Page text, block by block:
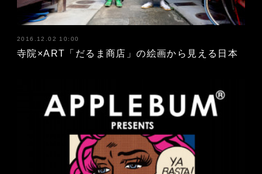
2016.12.02 10:00
寺院×ART「だるま商店」の絵画から見える日本